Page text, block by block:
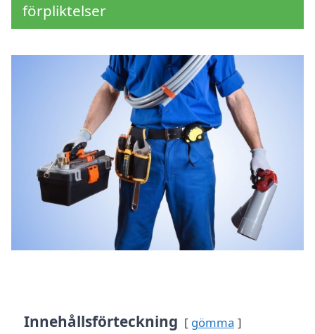
förpliktelser
Innehållsförteckning gömma